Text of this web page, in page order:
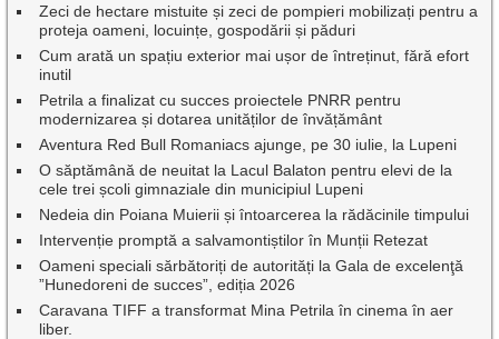
Zeci de hectare mistuite și zeci de pompieri mobilizați pentru a
proteja oameni, locuințe, gospodării și păduri
Cum arată un spațiu exterior mai ușor de întreținut, fără efort
inutil
Petrila a finalizat cu succes proiectele PNRR pentru
modernizarea și dotarea unităților de învățământ
Aventura Red Bull Romaniacs ajunge, pe 30 iulie, la Lupeni
O săptămână de neuitat la Lacul Balaton pentru elevi de la
cele trei școli gimnaziale din municipiul Lupeni
Nedeia din Poiana Muierii și întoarcerea la rădăcinile timpului
Intervenție promptă a salvamontiștilor în Munții Retezat
Oameni speciali sărbătoriți de autorități la Gala de excelenţă
”Hunedoreni de succes”, ediția 2026
Caravana TIFF a transformat Mina Petrila în cinema în aer
liber.